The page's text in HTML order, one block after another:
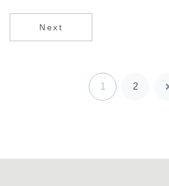
Next
1 2